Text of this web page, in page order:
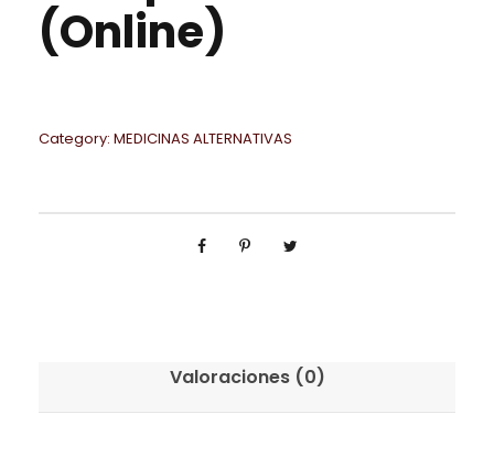
(Online)
Category: MEDICINAS ALTERNATIVAS
Valoraciones (0)